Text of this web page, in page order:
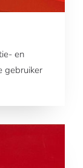
en
gebruiker